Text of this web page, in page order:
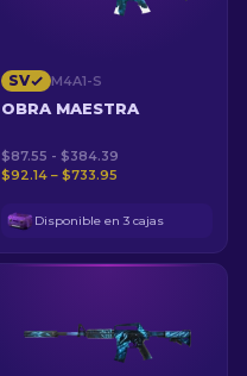
SV M4A1-S
OBRA MAESTRA
$87.55 - $384.39
$92.14 – $733.95
Disponible en 3 cajas